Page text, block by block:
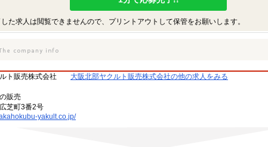
た求人は閲覧できませんので、プリントアウトして保管をお願いします。
ト販売株式会社
大阪北部ヤクルト販売株式会社の他の求人をみる
販売
芝町3番2号
yakult.co.jp/